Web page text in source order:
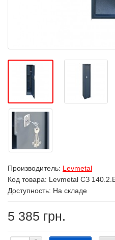
Производитель: Levmetal
Код товара: Levmetal СЗ
Доступность: На складе
5 385 грн.